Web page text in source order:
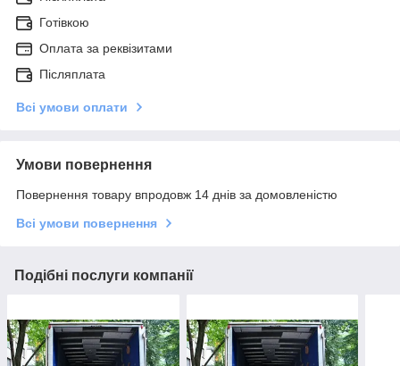
Готівкою
Оплата за реквізитами
Післяплата
Всі умови оплати
Умови повернення
Повернення товару впродовж 14 днів за домовленістю
Всі умови повернення
Подібні послуги компанії